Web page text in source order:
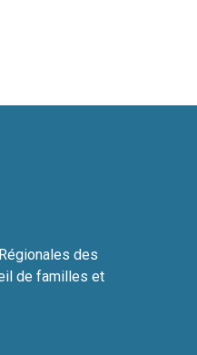
des
de familles et